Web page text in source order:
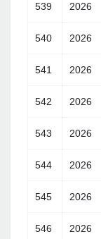
539 2026
540 2026
541 2026
542 2026
543 2026
544 2026
545 2026
546 2026